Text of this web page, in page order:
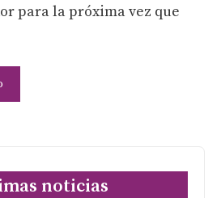
para la próxima vez que
noticias